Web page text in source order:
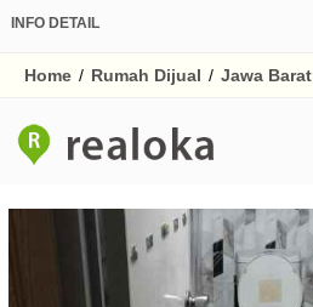
INFO DETAIL
Home / Rumah Dijual / Jawa Barat